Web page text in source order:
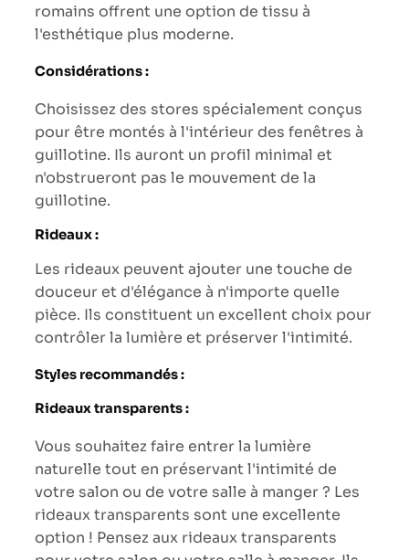
romains offrent une option de tissu à
l'esthétique plus moderne.
Considérations :
Choisissez des stores spécialement conçus
pour être montés à l'intérieur des fenêtres à
guillotine. Ils auront un profil minimal et
n'obstrueront pas le mouvement de la
guillotine.
Rideaux :
Les rideaux peuvent ajouter une touche de
douceur et d'élégance à n'importe quelle
pièce. Ils constituent un excellent choix pour
contrôler la lumière et préserver l'intimité.
Styles recommandés :
Rideaux transparents :
Vous souhaitez faire entrer la lumière
naturelle tout en préservant l'intimité de
votre salon ou de votre salle à manger ? Les
rideaux transparents sont une excellente
option ! Pensez aux rideaux transparents